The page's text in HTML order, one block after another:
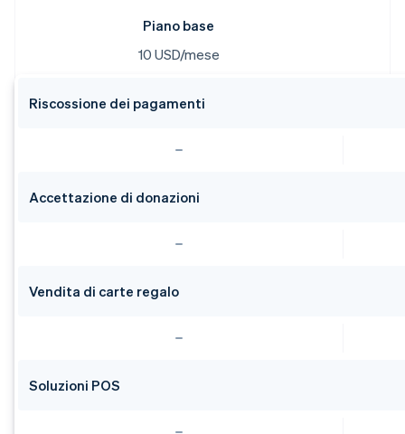
Piano base
10 USD/mese
Riscossione dei pagamenti
Accettazione di donazioni
Vendita di carte regalo
Soluzioni POS